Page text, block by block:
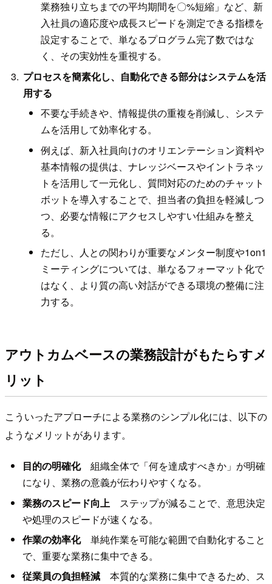
業務独り立ちまでの平均期間を〇%短縮」など、新
入社員の適応度や成長スピードを測定できる指標を
設定することで、単なるプログラム完了数ではな
く、その実効性を重視する。
プロセスを簡素化し、自動化できる部分はシステムを活
用する
不要な手続きや、情報提供の重複を削減し、システ
ムを活用して効率化する。
例えば、新入社員向けのオリエンテーション資料や
基本情報の提供は、ナレッジベースやイントラネッ
トを活用して一元化し、質問対応のためのチャット
ボットを導入することで、担当者の負担を軽減しつ
つ、必要な情報にアクセスしやすい仕組みを整え
る。
ただし、人との関わりが重要なメンター制度や1on1
ミーティングについては、単なるフォーマット化で
はなく、より質の高い対話ができる環境の整備に注
力する。
アウトカムベースの業務設計がもたらすメ
リット
こういったアプローチによる業務のシンプル化には、以下の
ようなメリットがあります。
目的の明確化組織全体で「何を達成すべきか」が明確
になり、業務の意義が伝わりやすくなる。
業務のスピード向上ステップが減ることで、意思決定
や処理のスピードが速くなる。
作業の効率化単純作業を可能な範囲で自動化すること
で、重要な業務に集中できる。
従業員の負担軽減本質的な業務に集中できるため、ス